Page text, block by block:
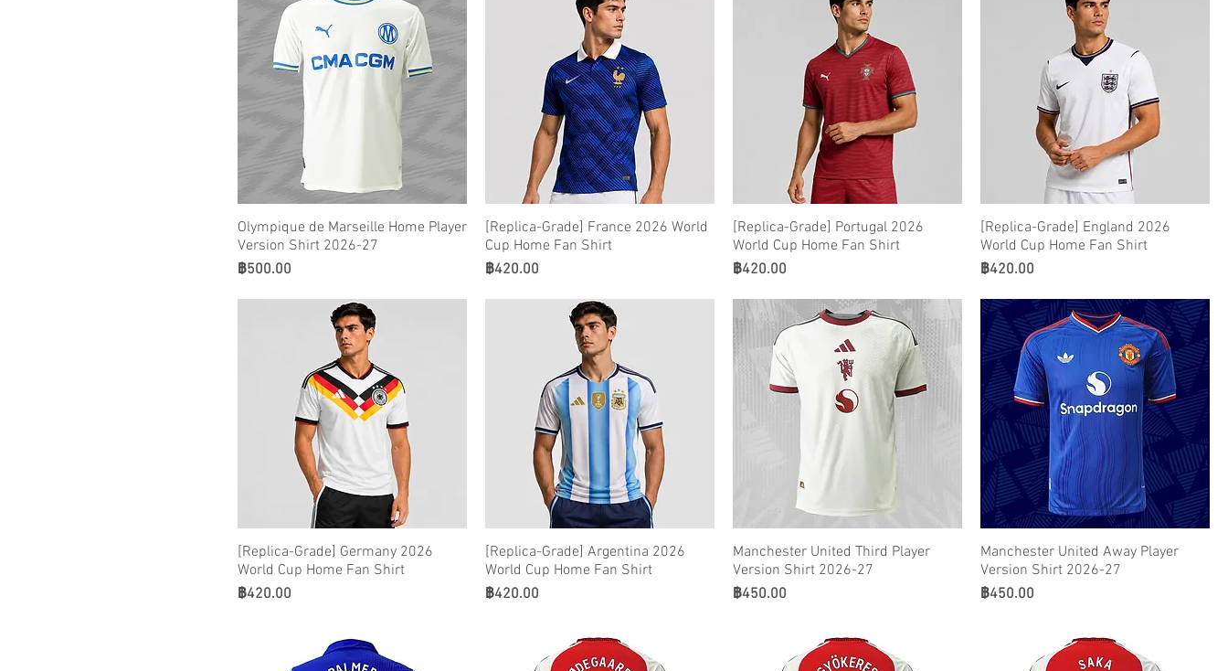
Olympique de Marseille Home Player
Version Shirt 2026-27
ราคา
฿500.00
[Replica-Grade] France 2026 World
Cup Home Fan Shirt
ราคา
฿420.00
[Replica-Grade] Portugal 2026
World Cup Home Fan Shirt
ราคา
฿420.00
[Replica-Grade] England 2026
World Cup Home Fan Shirt
ราคา
฿420.00
[Replica-Grade] Germany 2026
World Cup Home Fan Shirt
ราคา
฿420.00
[Replica-Grade] Argentina 2026
World Cup Home Fan Shirt
ราคา
฿420.00
Manchester United Third Player
Version Shirt 2026-27
ราคา
฿450.00
Manchester United Away Player
Version Shirt 2026-27
ราคา
฿450.00